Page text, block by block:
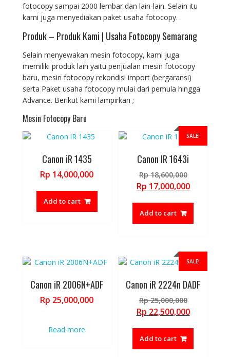
fotocopy sampai 2000 lembar dan lain-lain. Selain itu
kami juga menyediakan paket usaha fotocopy.
Produk – Produk Kami | Usaha Fotocopy Semarang
Selain menyewakan mesin fotocopy, kami juga
memiliki produk lain yaitu penjualan mesin fotocopy
baru, mesin fotocopy rekondisi import (bergaransi)
serta Paket usaha fotocopy mulai dari pemula hingga
Advance. Berikut kami lampirkan ;
Mesin Fotocopy Baru
Canon iR 1435
Rp 14,000,000
Add to cart
SALE!
Canon IR 1643i
Rp18,600,000Original
price
Rp 17,000,000Current
Add to cart
Canon iR 2006N+ADF
Rp 25,000,000
Read more
SALE!
Canon iR 2224n DADF
Rp25,000,000Original
price
Rp 22,500,000Current
Add to cart